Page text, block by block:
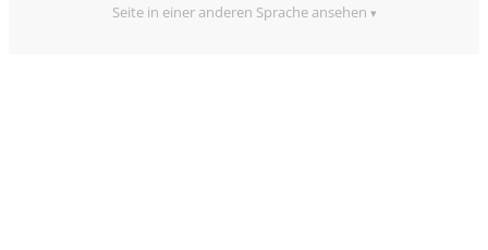
Seite in einer anderen Sprache ansehen